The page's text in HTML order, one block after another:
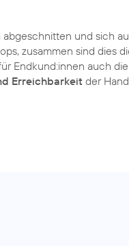
und sich
zusammen sind dies
Endkund:innen auch
Erreichbarkeit der